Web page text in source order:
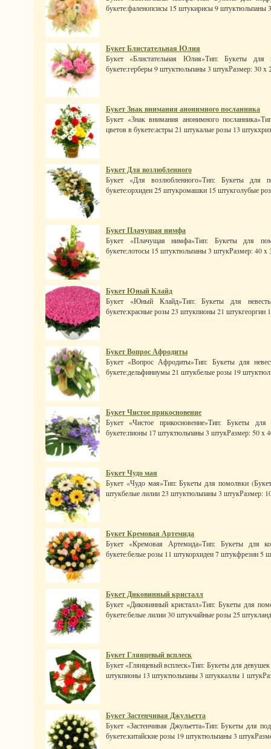
букете:фаленопсисы 15 штукирисы 9 штуктюльпаны
Букет Блистательная Юлия
Букет «Блистательная Юлия»Тип: Букеты для
букете:герберы 9 штуктюльпаны 3 штукРазмер: 30 x
Букет Знак внимания анонимного посланника
Букет «Знак внимания анонимного
цветов в букете:астры 21 штукалые розы 13
Букет Для возлюбленного
Букет «Для возлюбленного»Тип: Букеты для
букете:орхидеи 25 штукромашки 15 штукголубые
Букет Плачущая нимфа
Букет «Плачущая нимфа»Тип: Букеты для
букете:лотосы 15 штуктюльпаны 3 штукРазмер: 40 x
Букет Юный Клайд
Букет «Юный Клайд»Тип: Букеты для
букете:красные розы 23 штукпионы 21
Букет Вопрос Афродиты
Букет «Вопрос Афродиты»Тип: Букеты для
букете:дельфиниумы 21 штукбелые розы 19
Букет Чистое прикосновение
Букет «Чистое прикосновение»Тип: Букеты
букете:пионы 17 штуктюльпаны 3 штукРазмер: 50 x
Букет Чудо мая
Букет «Чудо мая»Тип: Букеты для помолвки
штукбелые лилии 23 штуктюльпаны 3 штукРазмер:
Букет Кремовая Артемида
Букет «Кремовая Артемида»Тип: Букеты для
букете:белые розы 11 штукорхидеи 7 штукфрезии 5
Букет Диковинный кристалл
Букет «Диковинный кристалл»Тип: Букеты для
букете:белые лилии 30 штукчайные розы 25
Букет Глянцевый всплеск
Букет «Глянцевый всплеск»Тип: Букеты для
штукпионы 13 штуктюльпаны 3 штуккаллы 1
Букет Застенчивая Джульетта
Букет «Застенчивая Джульетта»Тип: Букеты для
букете:китайские розы 19 штуктюльпаны 3